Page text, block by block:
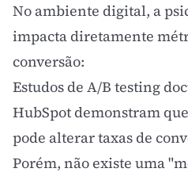
No ambiente digital, a
impacta diretamente
conversão:
Estudos de A/B testing
HubSpotdemonstram
pode alterar taxas de
Porém, não existe uma